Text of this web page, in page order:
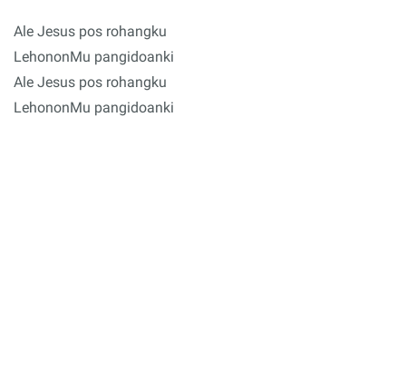
Ale Jesus pos rohangku
LehononMu pangidoanki
Ale Jesus pos rohangku
LehononMu pangidoanki